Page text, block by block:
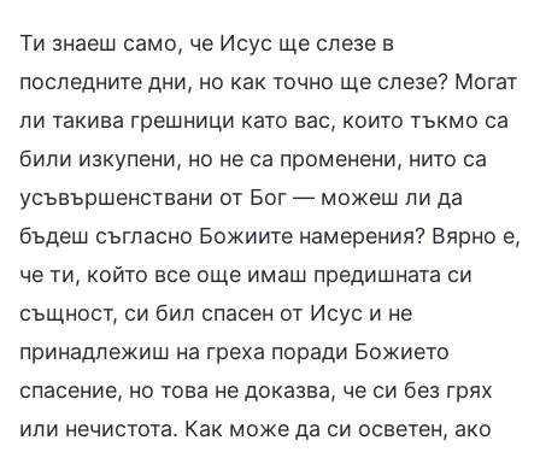
Ти знаеш само, че Исус ще слезе в
последните дни, но как точно ще слезе? Могат
ли такива грешници като вас, които тъкмо са
били изкупени, но не са променени, нито са
усъвършенствани от Бог — можеш ли да
бъдеш съгласно Божиите намерения? Вярно е,
че ти, който все още имаш предишната си
същност, си бил спасен от Исус и не
принадлежиш на греха поради Божието
спасение, но това не доказва, че си без грях
или нечистота. Как може да си осветен, ако